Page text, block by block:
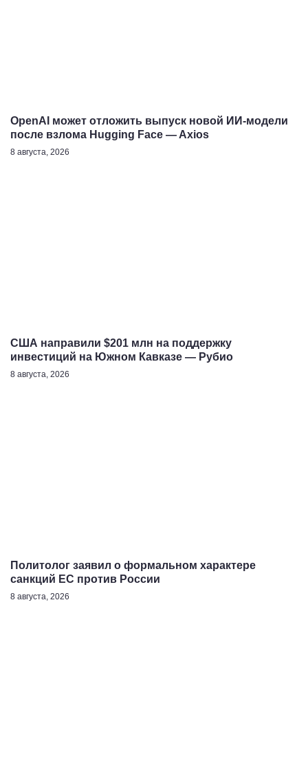
OpenAI может отложить выпуск новой ИИ-модели
после взлома Hugging Face — Axios
8 августа, 2026
США направили $201 млн на поддержку
инвестиций на Южном Кавказе — Рубио
8 августа, 2026
Политолог заявил о формальном характере
санкций ЕС против России
8 августа, 2026